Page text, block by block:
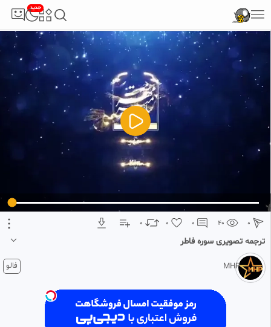
جدید
0 0 0 40 0
ترجمه تصویری سوره فاطر
برای دیدن ویدیو های بیشتر و حمایت از کانال ما را در فیلو دنبال کنید
MHP فالو